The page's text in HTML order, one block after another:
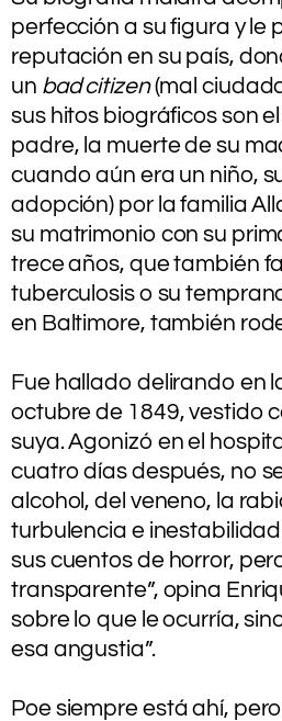
perfección a su figura y le
reputación en su país,
un bad citizen(mal
sus hitos biográficos son
padre, la muerte de su
cuando aún era un niño,
adopción) por la familia
su matrimonio con su
trece años, que también
tuberculosis o su
en Baltimore, también
Fue hallado delirando en
octubre de 1849, vestido
suya. Agonizó en el
cuatro días después, no
alcohol, del veneno, la
turbulencia e
sus cuentos de horror,
transparente”, opina
sobre lo que le ocurría,
esa angustia”.
Poe siempre está ahí,